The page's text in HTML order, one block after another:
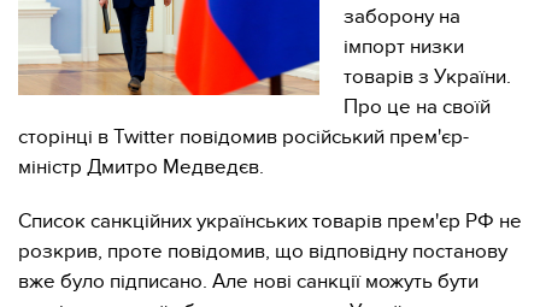
заборону на
імпорт низки
товарів з України.
Про це на своїй
сторінці в Twitter повідомив російський прем'єр-
міністр Дмитро Медведєв.
Список санкційних українських товарів прем'єр РФ не
розкрив, проте повідомив, що відповідну постанову
вже було підписано. Але нові санкції можуть бути